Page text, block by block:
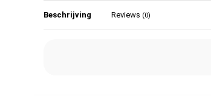
Beschrijving Reviews (0)